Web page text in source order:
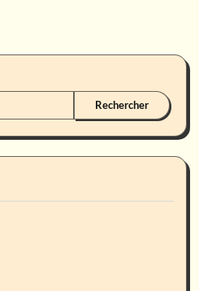
Rechercher